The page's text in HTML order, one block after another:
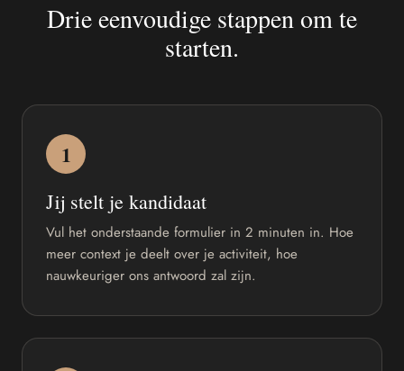
Drie eenvoudige stappen om te
starten.
1
Jij stelt je kandidaat
Vul het onderstaande formulier in 2 minuten in. Hoe
meer context je deelt over je activiteit, hoe
nauwkeuriger ons antwoord zal zijn.